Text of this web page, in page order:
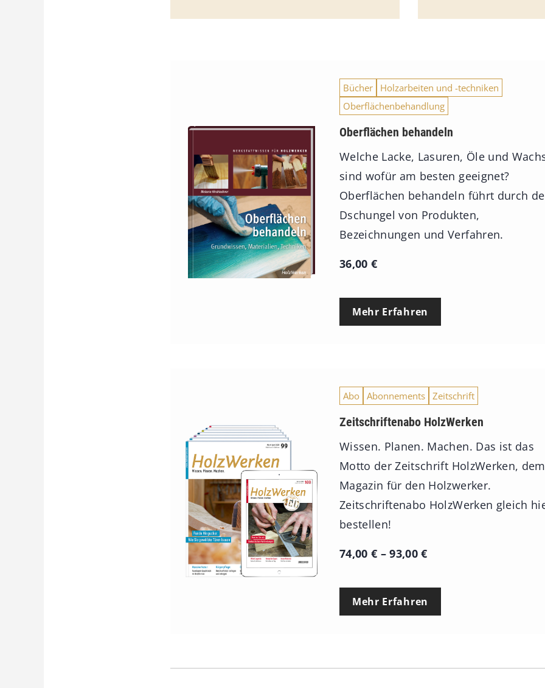
Bücher
Holzarbeiten und -techniken
Oberflächenbehandlung
Oberflächen behandeln
Welche Lacke, Lasuren, Öle und
sind wofür am besten geeignet?
Oberflächen behandeln führt durch
Dschungel von Produkten,
Bezeichnungen und Verfahren.
36,00 €
Mehr Erfahren
Abo Abonnements Zeitschrift
Zeitschriftenabo HolzWerken
Wissen. Planen. Machen. Das ist das
Motto der Zeitschrift HolzWerken, dem
Magazin für den Holzwerker.
Zeitschriftenabo HolzWerken gleich
bestellen!
74,00 € –93,00€P
e
p
Mehr Erfahren